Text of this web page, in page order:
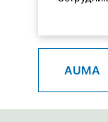
AUMA